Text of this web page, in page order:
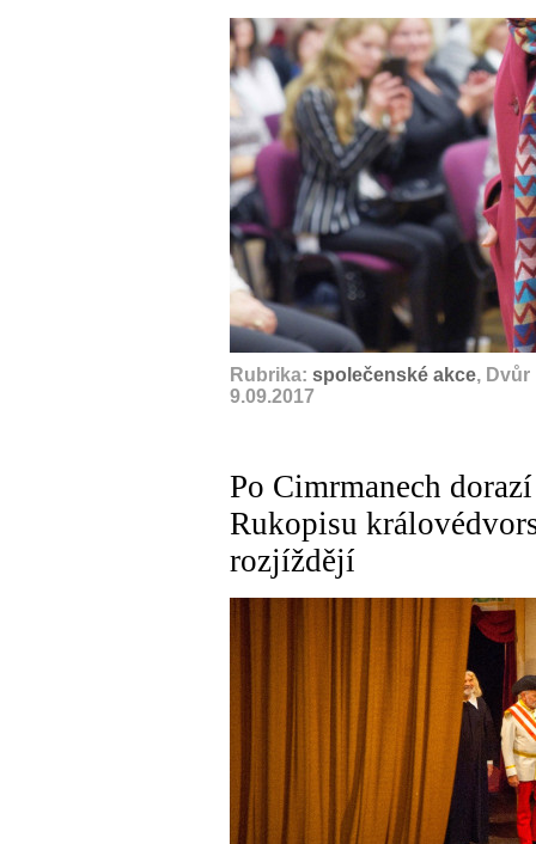
Rubrika: společenské akce, Dvůr
9.09.2017
Po Cimrmanech
Rukopisu
rozjíždějí